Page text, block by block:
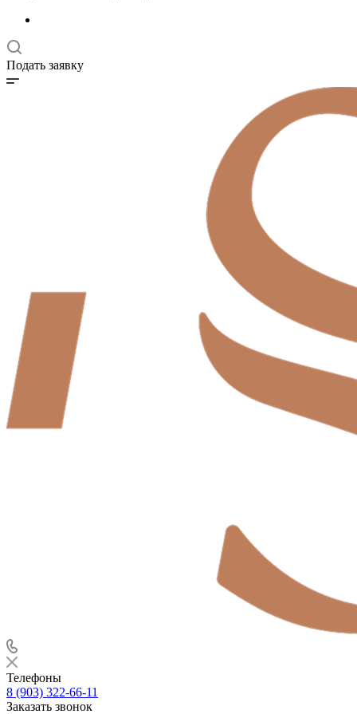
Подать заявку
Телефоны
8 (903) 322-66-11
Заказать звонок